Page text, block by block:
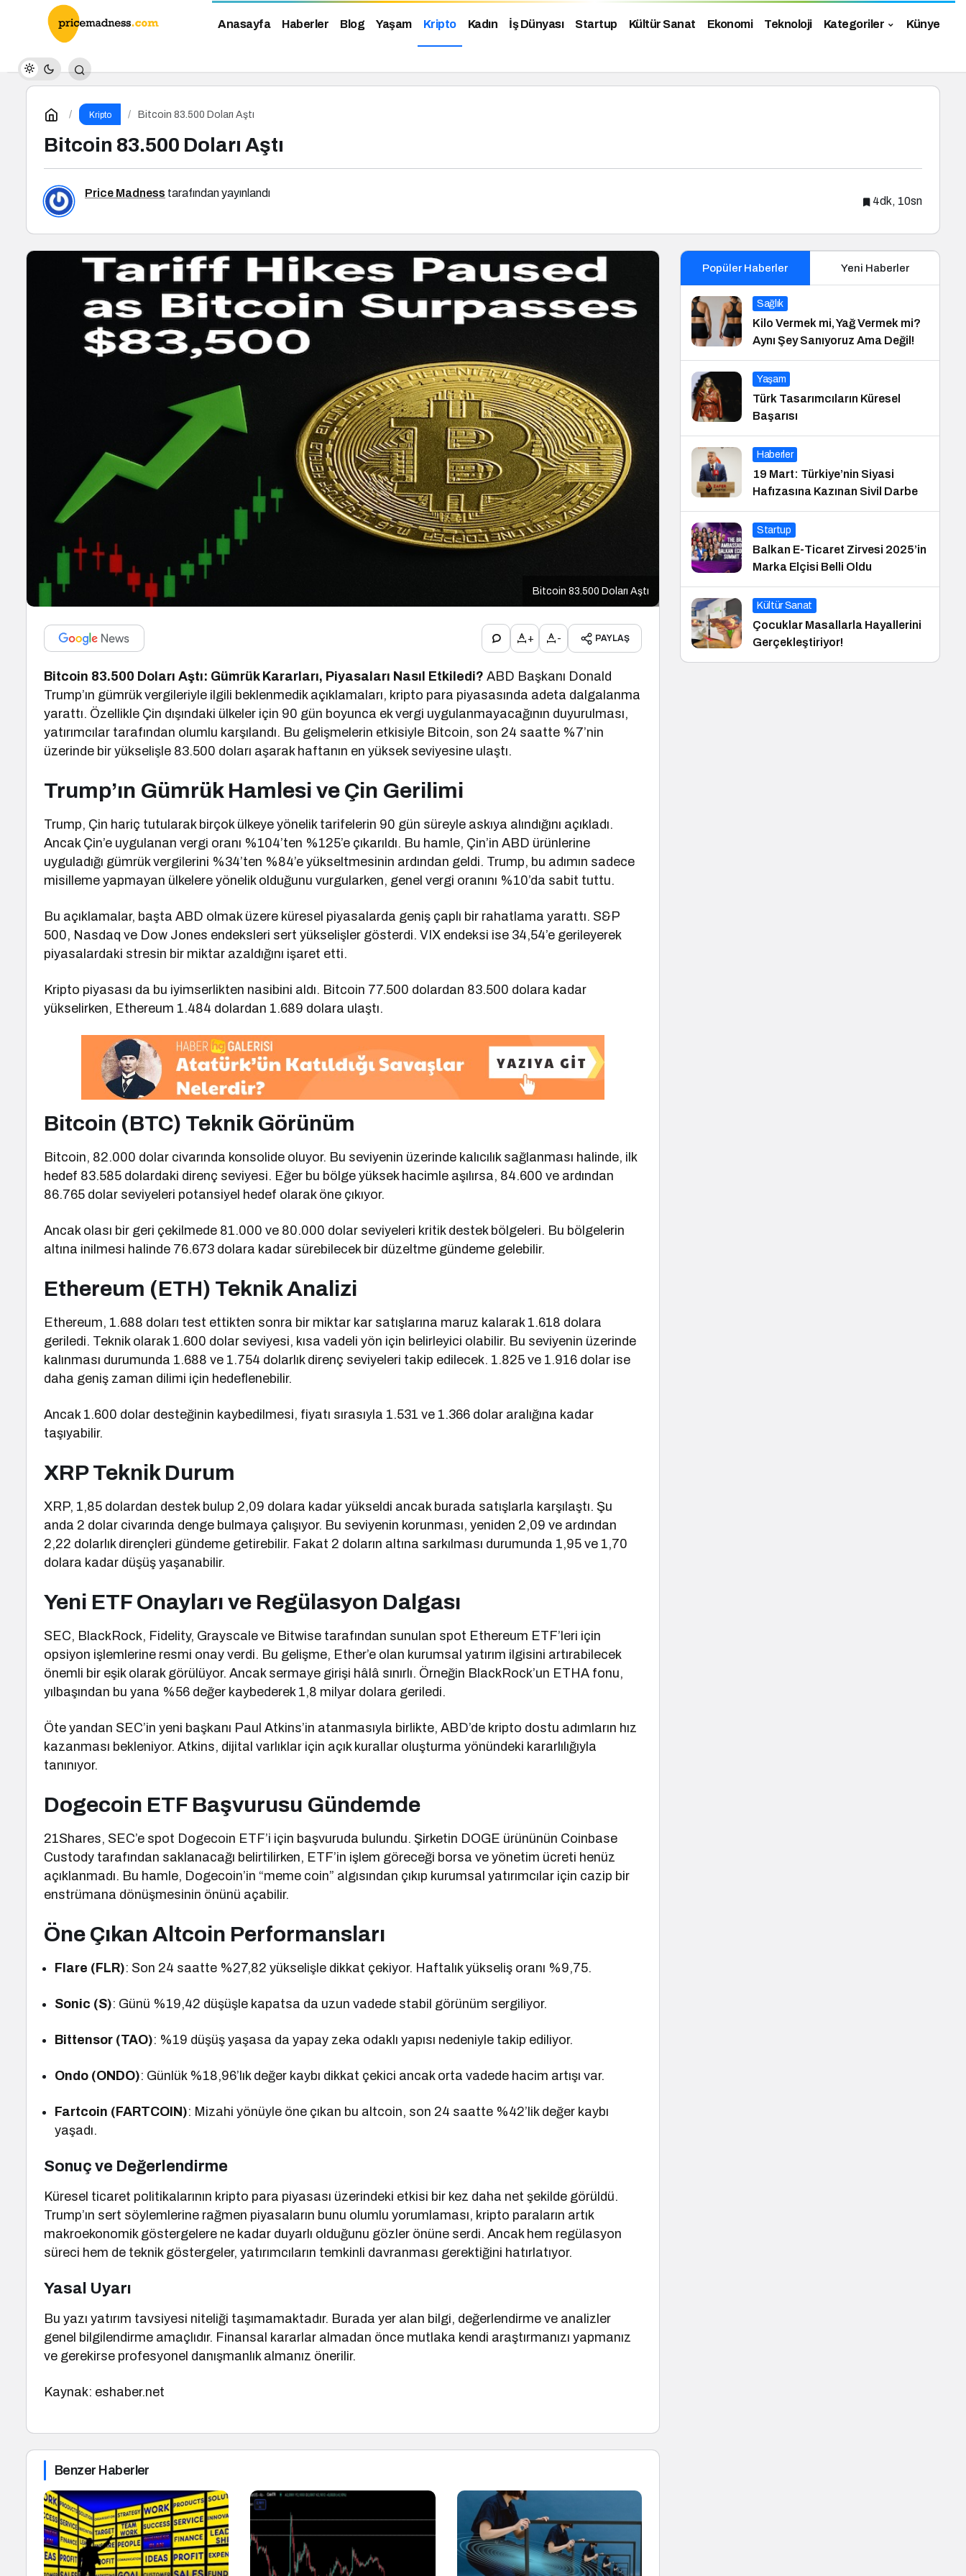
Anasayfa Haberler Blog Yaşam Kripto Kadın İş Dünyası Startup Kültür Sanat Ekonomi Teknoloji Kategoriler Künye
Kripto Bitcoin 83.500 Doları Aştı
Bitcoin 83.500 Doları Aştı
Price Madness tarafından yayınlandı
4dk, 10sn
Bitcoin 83.500 Doları Aştı
+ - PAYLAŞ
Bitcoin 83.500 Doları Aştı: Gümrük Kararları, Piyasaları Nasıl Etkiledi?ABD Başkanı Donald
Trump’ın gümrük vergileriyle ilgili beklenmedik açıklamaları, kripto para piyasasında adeta dalgalanma
yarattı. Özellikle Çin dışındaki ülkeler için 90 gün boyunca ek vergi uygulanmayacağının duyurulması,
yatırımcılar tarafından olumlu karşılandı. Bu gelişmelerin etkisiyle Bitcoin, son 24 saatte %7’nin
üzerinde bir yükselişle 83.500 doları aşarak haftanın en yüksek seviyesine ulaştı.
Trump’ın Gümrük Hamlesi ve Çin Gerilimi
Trump, Çin hariç tutularak birçok ülkeye yönelik tarifelerin 90 gün süreyle askıya alındığını açıkladı.
Ancak Çin’e uygulanan vergi oranı %104’ten %125’e çıkarıldı. Bu hamle, Çin’in ABD ürünlerine
uyguladığı gümrük vergilerini %34’ten %84’e yükseltmesinin ardından geldi. Trump, bu adımın sadece
misilleme yapmayan ülkelere yönelik olduğunu vurgularken, genel vergi oranını %10’da sabit tuttu.
Bu açıklamalar, başta ABD olmak üzere küresel piyasalarda geniş çaplı bir rahatlama yarattı. S&P
500, Nasdaq ve Dow Jones endeksleri sert yükselişler gösterdi. VIX endeksi ise 34,54’e gerileyerek
piyasalardaki stresin bir miktar azaldığını işaret etti.
Kripto piyasası da bu iyimserlikten nasibini aldı. Bitcoin 77.500 dolardan 83.500 dolara kadar
yükselirken, Ethereum 1.484 dolardan 1.689 dolara ulaştı.
Bitcoin (BTC) Teknik Görünüm
Bitcoin, 82.000 dolar civarında konsolide oluyor. Bu seviyenin üzerinde kalıcılık sağlanması halinde, ilk
hedef 83.585 dolardaki direnç seviyesi. Eğer bu bölge yüksek hacimle aşılırsa, 84.600 ve ardından
86.765 dolar seviyeleri potansiyel hedef olarak öne çıkıyor.
Ancak olası bir geri çekilmede 81.000 ve 80.000 dolar seviyeleri kritik destek bölgeleri. Bu bölgelerin
altına inilmesi halinde 76.673 dolara kadar sürebilecek bir düzeltme gündeme gelebilir.
Ethereum (ETH) Teknik Analizi
Ethereum, 1.688 doları test ettikten sonra bir miktar kar satışlarına maruz kalarak 1.618 dolara
geriledi. Teknik olarak 1.600 dolar seviyesi, kısa vadeli yön için belirleyici olabilir. Bu seviyenin üzerinde
kalınması durumunda 1.688 ve 1.754 dolarlık direnç seviyeleri takip edilecek. 1.825 ve 1.916 dolar ise
daha geniş zaman dilimi için hedeflenebilir.
Ancak 1.600 dolar desteğinin kaybedilmesi, fiyatı sırasıyla 1.531 ve 1.366 dolar aralığına kadar
taşıyabilir.
XRP Teknik Durum
XRP, 1,85 dolardan destek bulup 2,09 dolara kadar yükseldi ancak burada satışlarla karşılaştı. Şu
anda 2 dolar civarında denge bulmaya çalışıyor. Bu seviyenin korunması, yeniden 2,09 ve ardından
2,22 dolarlık dirençleri gündeme getirebilir. Fakat 2 doların altına sarkılması durumunda 1,95 ve 1,70
dolara kadar düşüş yaşanabilir.
Yeni ETF Onayları ve Regülasyon Dalgası
SEC, BlackRock, Fidelity, Grayscale ve Bitwise tarafından sunulan spot Ethereum ETF’leri için
opsiyon işlemlerine resmi onay verdi. Bu gelişme, Ether’e olan kurumsal yatırım ilgisini artırabilecek
önemli bir eşik olarak görülüyor. Ancak sermaye girişi hâlâ sınırlı. Örneğin BlackRock’un ETHA fonu,
yılbaşından bu yana %56 değer kaybederek 1,8 milyar dolara geriledi.
Öte yandan SEC’in yeni başkanı Paul Atkins’in atanmasıyla birlikte, ABD’de kripto dostu adımların hız
kazanması bekleniyor. Atkins, dijital varlıklar için açık kurallar oluşturma yönündeki kararlılığıyla
tanınıyor.
Dogecoin ETF Başvurusu Gündemde
21Shares, SEC’e spot Dogecoin ETF’i için başvuruda bulundu. Şirketin DOGE ürününün Coinbase
Custody tarafından saklanacağı belirtilirken, ETF’in işlem göreceği borsa ve yönetim ücreti henüz
açıklanmadı. Bu hamle, Dogecoin’in “meme coin” algısından çıkıp kurumsal yatırımcılar için cazip bir
enstrümana dönüşmesinin önünü açabilir.
Öne Çıkan Altcoin Performansları
Flare (FLR): Son 24 saatte %27,82 yükselişle dikkat çekiyor. Haftalık yükseliş oranı %9,75.
Sonic (S): Günü %19,42 düşüşle kapatsa da uzun vadede stabil görünüm sergiliyor.
Bittensor (TAO): %19 düşüş yaşasa da yapay zeka odaklı yapısı nedeniyle takip ediliyor.
Ondo (ONDO): Günlük %18,96’lık değer kaybı dikkat çekici ancak orta vadede hacim artışı var.
Fartcoin (FARTCOIN): Mizahi yönüyle öne çıkan bu altcoin, son 24 saatte %42’lik değer kaybı
yaşadı.
Sonuç ve Değerlendirme
Küresel ticaret politikalarının kripto para piyasası üzerindeki etkisi bir kez daha net şekilde görüldü.
Trump’ın sert söylemlerine rağmen piyasaların bunu olumlu yorumlaması, kripto paraların artık
makroekonomik göstergelere ne kadar duyarlı olduğunu gözler önüne serdi. Ancak hem regülasyon
süreci hem de teknik göstergeler, yatırımcıların temkinli davranması gerektiğini hatırlatıyor.
Yasal Uyarı
Bu yazı yatırım tavsiyesi niteliği taşımamaktadır. Burada yer alan bilgi, değerlendirme ve analizler
genel bilgilendirme amaçlıdır. Finansal kararlar almadan önce mutlaka kendi araştırmanızı yapmanız
ve gerekirse profesyonel danışmanlık almanız önerilir.
Kaynak: eshaber.net
Benzer Haberler
Popüler Haberler Yeni Haberler
Sağlık
Kilo Vermek mi, Yağ Vermek mi?
Aynı Şey Sanıyoruz Ama Değil!
Yaşam
Türk Tasarımcıların Küresel
Başarısı
Haberler
19 Mart: Türkiye’nin Siyasi
Hafızasına Kazınan Sivil Darbe
Startup
Balkan E-Ticaret Zirvesi 2025’in
Marka Elçisi Belli Oldu
Kültür Sanat
Çocuklar Masallarla Hayallerini
Gerçekleştiriyor!